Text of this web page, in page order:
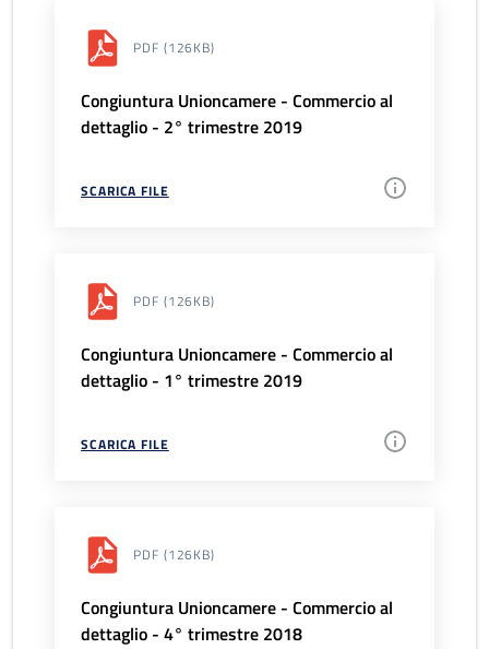
PDF (126KB)
Congiuntura Unioncamere - Commercio al
dettaglio - 2° trimestre 2019
SCARICA FILE
PDF (126KB)
Congiuntura Unioncamere - Commercio al
dettaglio - 1° trimestre 2019
SCARICA FILE
PDF (126KB)
Congiuntura Unioncamere - Commercio al
dettaglio - 4° trimestre 2018